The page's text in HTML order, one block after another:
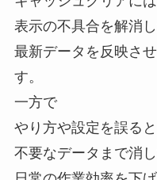
表示の不具合を解消
最新データを反映さ
す。
一方で
やり方や設定を誤ると
不要なデータまで消